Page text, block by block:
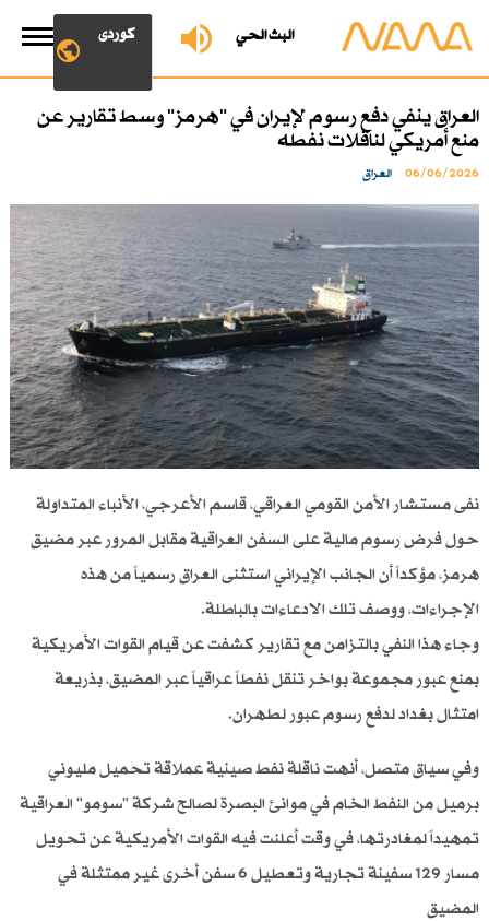
البث الحي کوردی
العراق ينفي دفع رسوم لإيران في "هرمز" وسط تقارير عن
منع أمريكي لناقلات نفطه
06/06/2026 العراق
نفى مستشار الأمن القومي العراقي، قاسم الأعرجي، الأنباء المتداولة
حول فرض رسوم مالية على السفن العراقية مقابل المرور عبر مضيق
هرمز، مؤكداً أن الجانب الإيراني استثنى العراق رسمياً من هذه
الإجراءات، ووصف تلك الادعاءات بالباطلة.
وجاء هذا النفي بالتزامن مع تقارير كشفت عن قيام القوات الأمريكية
بمنع عبور مجموعة بواخر تنقل نفطاً عراقياً عبر المضيق، بذريعة
امتثال بغداد لدفع رسوم عبور لطهران.
وفي سياق متصل، أنهت ناقلة نفط صينية عملاقة تحميل مليوني
برميل من النفط الخام في موانئ البصرة لصالح شركة "سومو" العراقية
تمهيداً لمغادرتها، في وقت أعلنت فيه القوات الأمريكية عن تحويل
مسار 129 سفينة تجارية وتعطيل 6 سفن أخرى غير ممتثلة في
المضيق